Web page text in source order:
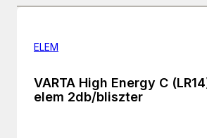
ELEM
VARTA High Energy C
elem 2db/bliszter